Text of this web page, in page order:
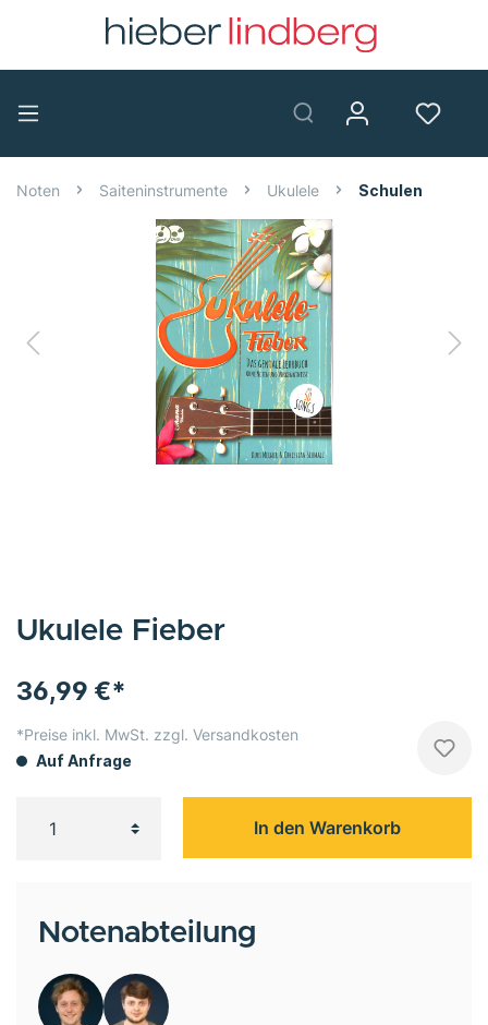
Noten Saiteninstrumente Ukulele Schulen
36,99 €*
*Preise inkl. MwSt. zzgl. Versandkosten
Auf Anfrage
In den Warenkorb
Ukulele Fieber
Notenabteilung